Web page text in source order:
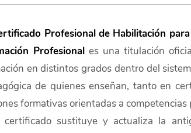
Profesional de Habilitación
Profesionales una titulación
en distintos grados dentro del
de quienes enseñan, tanto en
formativas orientadas a
certificado sustituye y actualiza la